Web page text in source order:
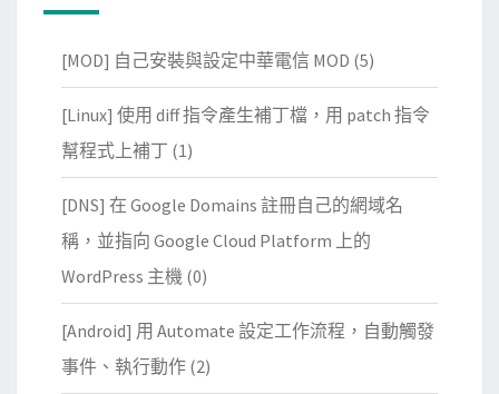
[MOD] 自己安裝與設定中華電信 MOD (5)
[Linux] 使用 diff 指令產生補丁檔，用 patch 指令
幫程式上補丁 (1)
[DNS] 在 Google Domains 註冊自己的網域名
稱，並指向 Google Cloud Platform 上的
WordPress 主機 (0)
[Android] 用 Automate 設定工作流程，自動觸發
事件、執行動作 (2)